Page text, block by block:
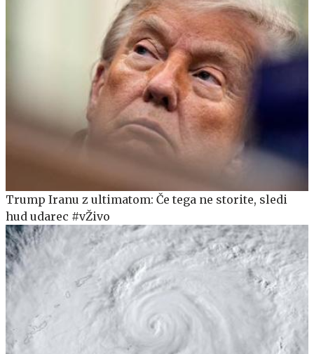
Trump Iranu z ultimatom: Če tega ne storite, sledi
hud udarec #vŽivo